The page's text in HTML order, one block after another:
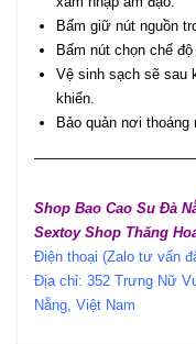
Bấm giữ nút nguồn
Bấm nút chọn chế
Vệ sinh sạch sẽ sau
khiển.
Bảo quản nơi
Shop Bao Cao Su Đà
Sextoy Shop Thăng
Điện thoại (Zalo tư vấn
Địa chỉ: 352 Trưng Nữ
Nẵng, Việt Nam